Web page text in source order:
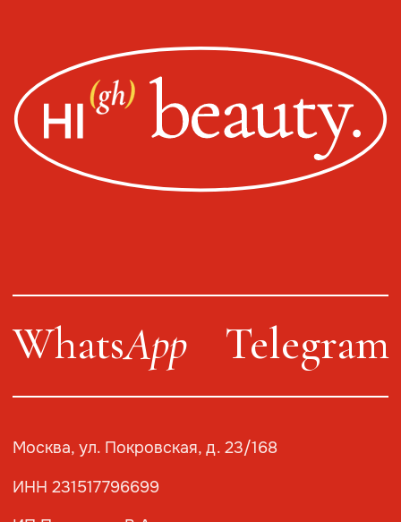
ИП Пищелева В.А.
ОГРН 320774600200027
Публичная оферта
Политика конфиденциальности
Оплата, доставка, возврат